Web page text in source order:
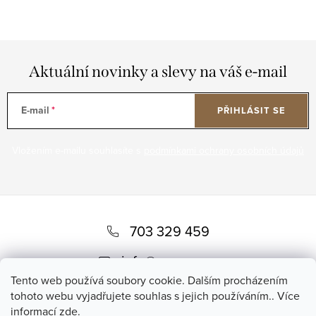
Tento web používá soubory cookie. Dalším procházením
tohoto webu vyjadřujete souhlas s jejich používáním.. Více
informacízde.
Aktuální novinky a slevy na váš e-mail
E-mail PŘIHLÁSIT SE
p
703 329 459
info@romero.cz